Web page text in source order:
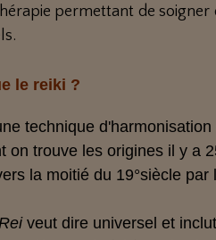
permettant de soigner
le reiki ?
technique
on trouve les origines il y a
la moitié du 19°siècle
Reiveut dire universel et